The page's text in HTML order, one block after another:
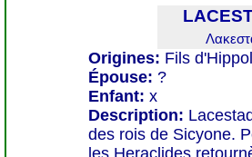
Origines: Fils
Épouse: ?
Enfant: x
Description:
des rois de Sicyone.
les Heraclides